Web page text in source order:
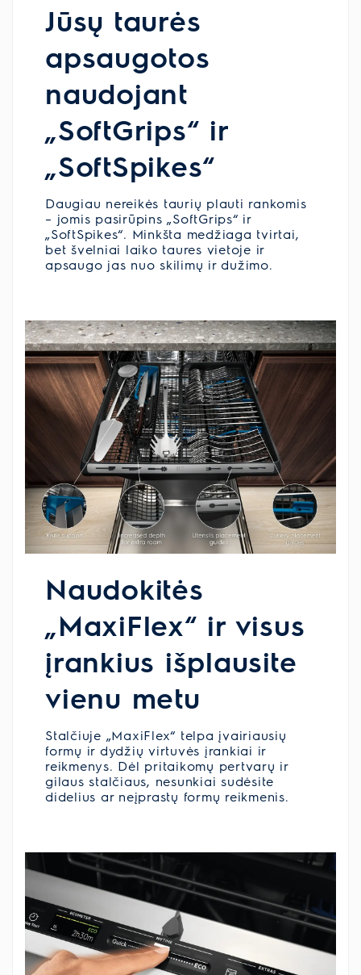
Jūsų taurės
apsaugotos
naudojant
„SoftGrips“ ir
„SoftSpikes“
Daugiau nereikės taurių plauti rankomis
– jomis pasirūpins „SoftGrips“ ir
„SoftSpikes“. Minkšta medžiaga tvirtai,
bet švelniai laiko taures vietoje ir
apsaugo jas nuo skilimų ir dužimo.
Naudokitės
„MaxiFlex“ ir visus
įrankius išplausite
vienu metu
Stalčiuje „MaxiFlex“ telpa įvairiausių
formų ir dydžių virtuvės įrankiai ir
reikmenys. Dėl pritaikomų pertvarų ir
gilaus stalčiaus, nesunkiai sudėsite
didelius ar neįprastų formų reikmenis.